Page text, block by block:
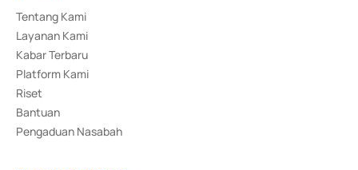
Tentang Kami
Layanan Kami
Kabar Terbaru
Platform Kami
Riset
Bantuan
Pengaduan Nasabah